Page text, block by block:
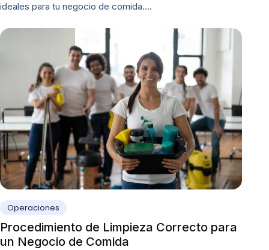
ideales para tu negocio de comida.…
Operaciones
Procedimiento de Limpieza Correcto para
un Negocio de Comida